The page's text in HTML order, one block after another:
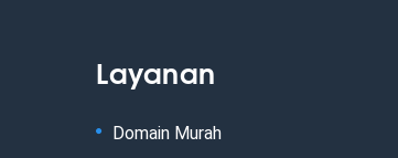
Layanan
Domain Murah